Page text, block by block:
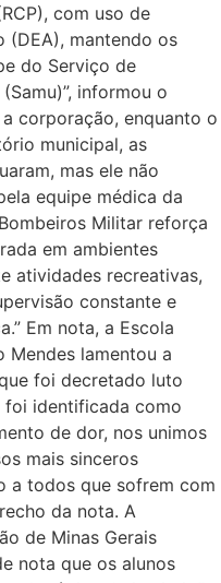
com uso de
mantendo os
do Serviço de
informou o
corporação, enquanto o
municipal, as
mas ele não
equipe médica da
Militar reforça
em ambientes
atividades recreativas,
constante e
Em nota, a Escola
Mendes lamentou a
foi decretado luto
identificada como
de dor, nos unimos
mais sinceros
a todos que sofrem com
da nota. A
de Minas Gerais
nota que os alunos